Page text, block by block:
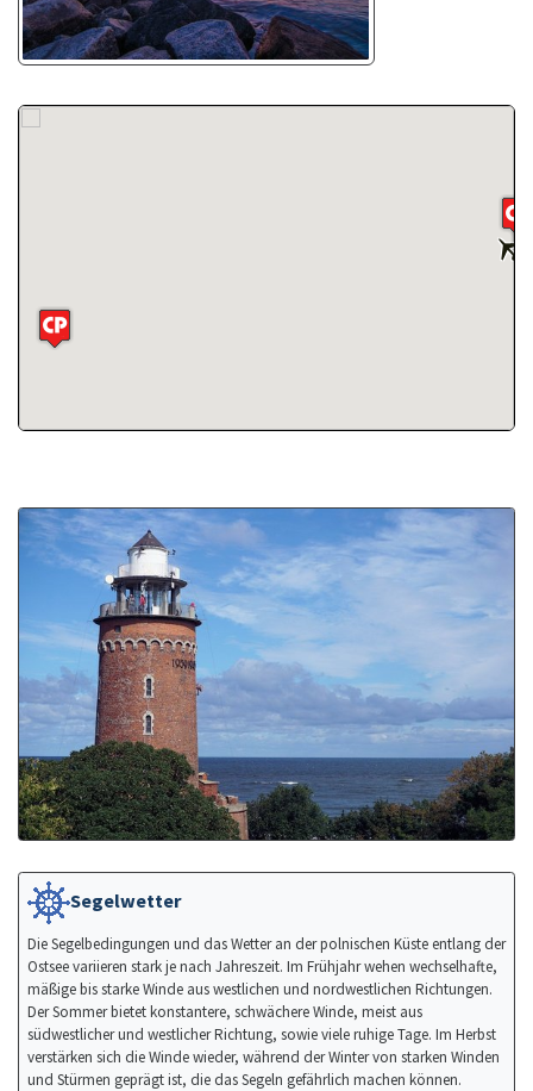
Segelwetter
Die Segelbedingungen und das Wetter an der polnischen Küste entlang der
Ostsee variieren stark je nach Jahreszeit. Im Frühjahr wehen wechselhafte,
mäßige bis starke Winde aus westlichen und nordwestlichen Richtungen.
Der Sommer bietet konstantere, schwächere Winde, meist aus
südwestlicher und westlicher Richtung, sowie viele ruhige Tage. Im Herbst
verstärken sich die Winde wieder, während der Winter von starken Winden
und Stürmen geprägt ist, die das Segeln gefährlich machen können.